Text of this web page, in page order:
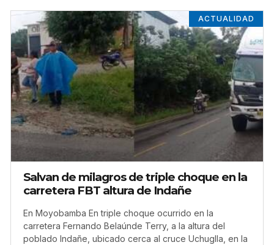
ACTUALIDAD
Salvan de milagros de triple choque en la
carretera FBT altura de Indañe
En Moyobamba En triple choque ocurrido en la
carretera Fernando Belaúnde Terry, a la altura del
poblado Indañe, ubicado cerca al cruce Uchuglla, en la